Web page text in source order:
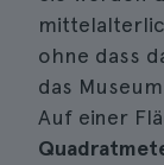
ohne dass
das
Auf einer